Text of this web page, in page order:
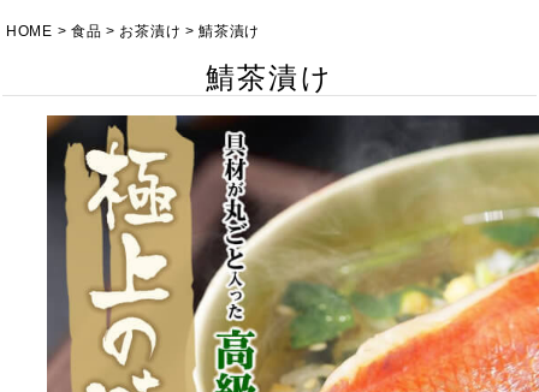
HOME 食品 お茶漬け 鯖茶漬け
鯖茶漬け